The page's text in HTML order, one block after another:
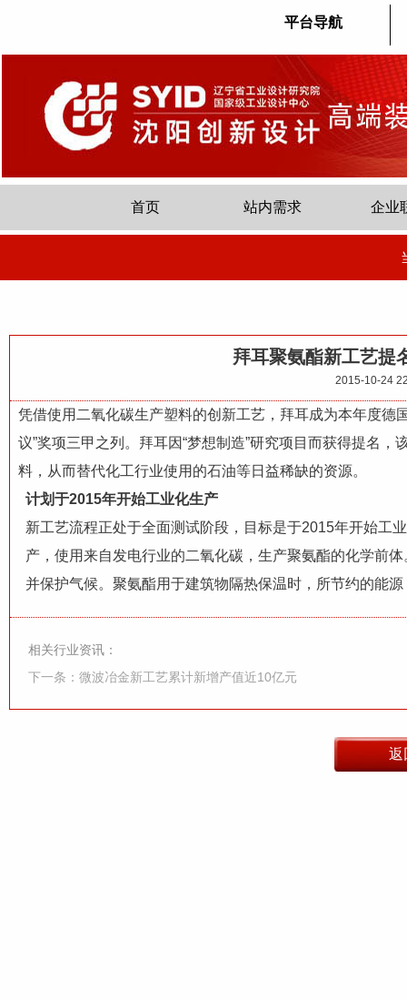
平台导航
首页 站内需求 企业
拜耳聚氨酯新工艺提
2015-10-24
凭借使用二氧化碳生产塑料的创新工艺，拜耳成为本年度德
议”奖项三甲之列。拜耳因“梦想制造”研究项目而获得提名
料，从而替代化工行业使用的石油等日益稀缺的资源。
计划于2015年开始工业化生产
新工艺流程正处于全面测试阶段，目标是于2015年开始工
产，使用来自发电行业的二氧化碳，生产聚氨酯的化学前
并保护气候。聚氨酯用于建筑物隔热保温时，所节约的能
相关行业资讯：
下一条：微波冶金新工艺累计新增产值近10亿元